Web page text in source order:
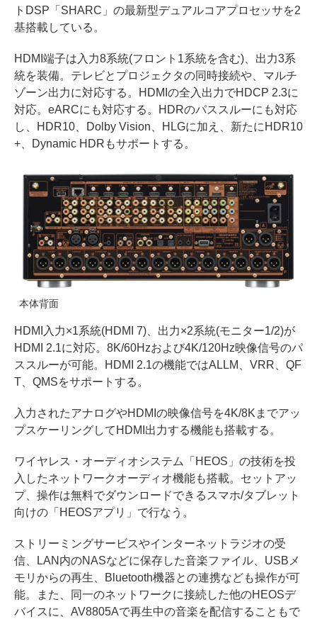
トDSP「SHARC」の最新型デュアルコアプロセッサを2
基搭載している。
HDMI端子は入力8系統(フロント1系統を含む)、出力3系
統を装備。テレビとプロジェクタの同時接続や、マルチ
ゾーン出力に対応する。HDMIの全入出力でHDCP 2.3に
対応。eARCにも対応する。HDRのパススルーにも対応
し、HDR10、Dolby Vision、HLGに加え、新たにHDR10
+、Dynamic HDRもサポートする。
本体背面
HDMI入力×1系統(HDMI 7)、出力×2系統(モニター1/2)が
HDMI 2.1に対応。8K/60Hzおよび4K/120Hz映像信号のパ
ススルーが可能。HDMI 2.1の機能ではALLM、VRR、QF
T、QMSをサポートする。
入力されたアナログやHDMIの映像信号を4K/8Kまでアッ
プスケーリングしてHDMI出力する機能も搭載する。
ワイヤレス・オーディオシステム「HEOS」の技術を投
入したネットワークオーディオ機能も搭載。セットアッ
プ、操作は無料でダウンロードできるスマホ/タブレット
向けの「HEOSアプリ」で行なう。
ストリーミングサービスやインターネットラジオの受
信、LAN内のNASなどに保存した音楽ファイル、USBメ
モリからの再生、Bluetooth機器との連携なども操作が可
能。また、同一のネットワークに接続した他のHEOSデ
バイスに、AV8805Aで再生中の音楽を配信することもで